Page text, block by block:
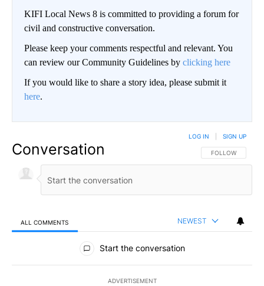
KIFI Local News 8 is committed to providing a forum for
civil and constructive conversation.
Please keep your comments respectful and relevant. You
can review our Community Guidelines by clicking here
If you would like to share a story idea, please submit it
here.
Conversation FOLLOW THIS
FOLLOW
LOG IN SIGN UP
ALL COMMENTS NEWEST
All Comments
Start the conversation
ADVERTISEMENT